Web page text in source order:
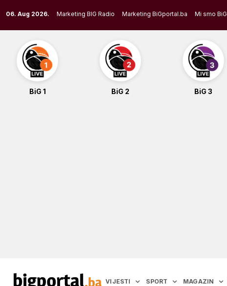
to
content
06. Aug 2026. Marketing BIG Radio Marketing BiGportal.ba Mi smo BiG
BiG 1 BiG 2 BiG 3
VIJESTI SPORT MAGAZIN